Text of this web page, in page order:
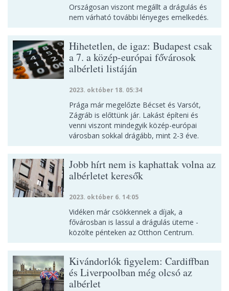
Országosan viszont megállt a drágulás és
nem várható további lényeges emelkedés.
Hihetetlen, de igaz: Budapest csak
a 7. a közép-európai fővárosok
albérleti listáján
2023. október 18. 05:34
Prága már megelőzte Bécset és Varsót,
Zágráb is előttünk jár. Lakást építeni és
venni viszont mindegyik közép-európai
városban sokkal drágább, mint 2-3 éve.
Jobb hírt nem is kaphattak volna az
albérletet keresők
2023. október 6. 14:05
Vidéken már csökkennek a díjak, a
fővárosban is lassul a drágulás üteme -
közölte pénteken az Otthon Centrum.
Kivándorlók figyelem: Cardiffban
és Liverpoolban még olcsó az
albérlet